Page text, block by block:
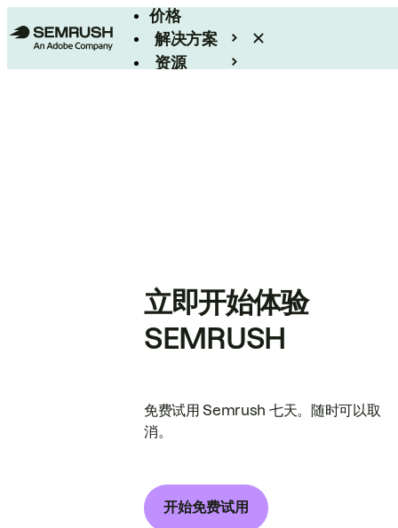
价格
解决方案
资源
立即开始体验
SEMRUSH
免费试用 Semrush 七天。随时可以取
消。
开始免费试用